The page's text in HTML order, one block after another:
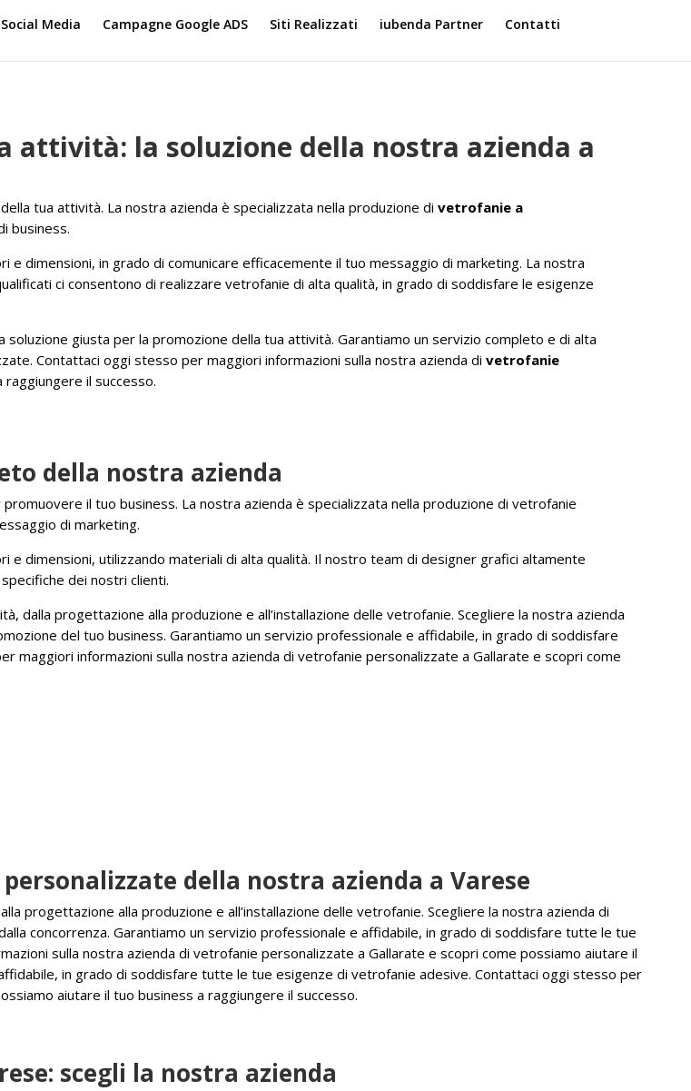
Media Campagne Google ADS Siti Realizzati iubenda Partner Contatti
attività: la soluzione della nostra azienda a
tua attività. La nostra azienda è specializzata nella produzione divetrofanie a
business.
dimensioni, in grado di comunicare efficacemente il tuo messaggio di marketing. La nostra
ci consentono di realizzare vetrofanie di alta qualità, in grado di soddisfare le esigenze
giusta per la promozione della tua attività. Garantiamo un servizio completo e di alta
Contattaci oggi stesso per maggiori informazioni sulla nostra azienda divetrofanie
il successo.
della nostra azienda
il tuo business. La nostra azienda è specializzata nella produzione di vetrofanie
di marketing.
dimensioni, utilizzando materiali di alta qualità. Il nostro team di designer grafici altamente
dei nostri clienti.
dalla progettazione alla produzione e all’installazione delle vetrofanie. Scegliere la nostra azienda
del tuo business. Garantiamo un servizio professionale e affidabile, in grado di soddisfare
informazioni sulla nostra azienda di vetrofanie personalizzate a Gallarate e scopri come
della nostra azienda a Varese
progettazione alla produzione e all’installazione delle vetrofanie. Scegliere la nostra azienda di
concorrenza. Garantiamo un servizio professionale e affidabile, in grado di soddisfare tutte le tue
sulla nostra azienda di vetrofanie personalizzate a Gallarate e scopri come possiamo aiutare il
in grado di soddisfare tutte le tue esigenze di vetrofanie adesive. Contattaci oggi stesso per
aiutare il tuo business a raggiungere il successo.
scegli la nostra azienda